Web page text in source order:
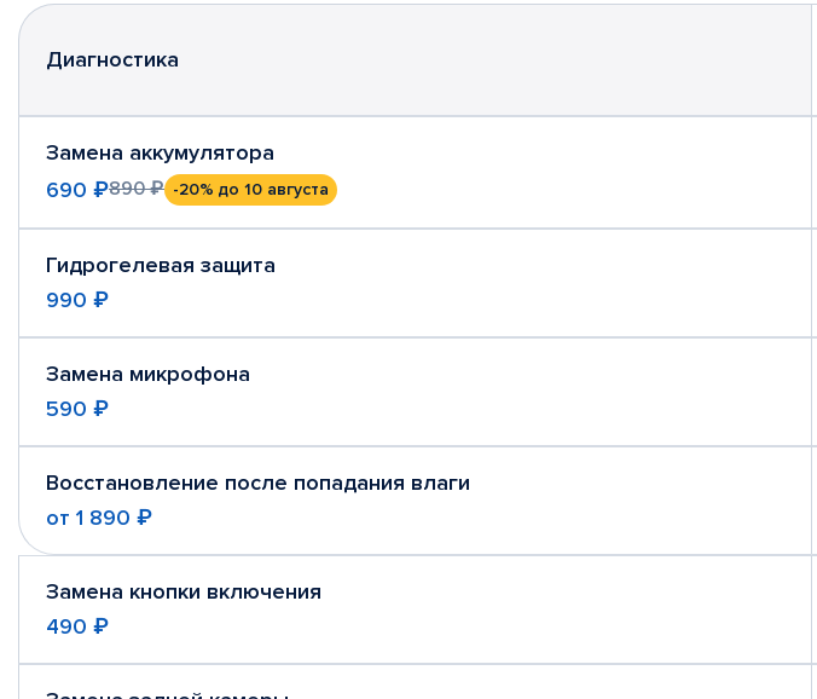
Диагностика
Замена аккумулятора
690 ₽890 ₽ -20% до 10 августа
Гидрогелевая защита
990 ₽
Замена микрофона
590 ₽
Восстановление после попадания влаги
от 1 890 ₽
Замена кнопки включения
490 ₽